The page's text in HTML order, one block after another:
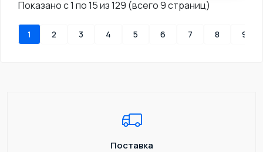
Показано с 1 по 15 из 129 (всего 9 страниц)
1 2 3 4 5 6 7 8 9
Поставка